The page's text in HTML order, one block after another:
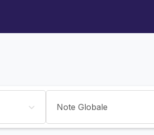
Note Globale